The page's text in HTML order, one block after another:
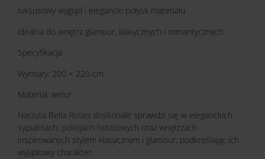
luksusowy wygląd i elegancki połysk materiału
idealna do wnętrz glamour, klasycznych i romantycznych
Specyfikacja
Wymiary: 200 × 220 cm
Materiał: welur
Narzuta Bella Roses doskonale sprawdzi się w eleganckich
sypialniach, pokojach hotelowych oraz wnętrzach
inspirowanych stylem klasycznym i glamour, podkreślając ich
wyjątkowy charakter.